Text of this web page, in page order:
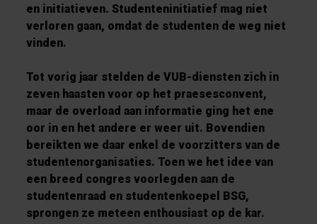
en initiatieven. Studenteninitiatief mag niet
verloren gaan, omdat de studenten de weg niet
vinden.
Tot vorig jaar stelden de VUB-diensten zich in
zeven haasten voor op het praesesconvent,
maar de overload aan informatie ging het ene
oor in en het andere er weer uit. Bovendien
bereikten we daar enkel de voorzitters van de
studentenorganisaties. Toen we het idee van
een breed congres voorlegden aan de
studentenraad en studentenkoepel BSG,
sprongen ze meteen enthousiast op de kar.